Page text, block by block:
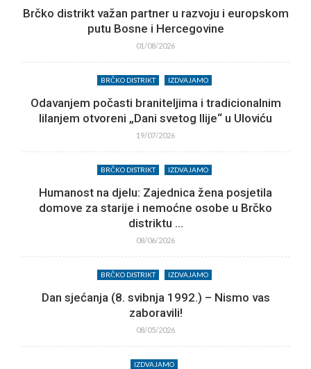
Brčko distrikt važan partner u razvoju i europskom
putu Bosne i Hercegovine
01/08/2026
BRČKO DISTRIKT IZDVAJAMO
Odavanjem počasti braniteljima i tradicionalnim
lilanjem otvoreni „Dani svetog Ilije“ u Uloviću
19/07/2026
BRČKO DISTRIKT IZDVAJAMO
Humanost na djelu: Zajednica žena posjetila
domove za starije i nemoćne osobe u Brčko
distriktu ...
08/06/2026
BRČKO DISTRIKT IZDVAJAMO
Dan sjećanja (8. svibnja 1992.) – Nismo vas
zaboravili!
08/05/2026
IZDVAJAMO